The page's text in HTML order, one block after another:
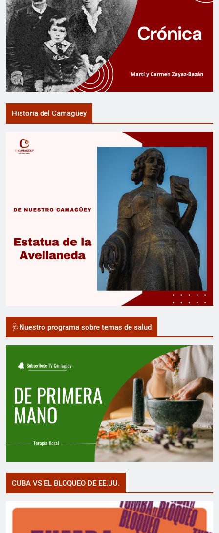
Historia del Camagüey
🩺Nuestro programa sobre temas de salud
CUBA VS EL BLOQUEO DE EE.UU.